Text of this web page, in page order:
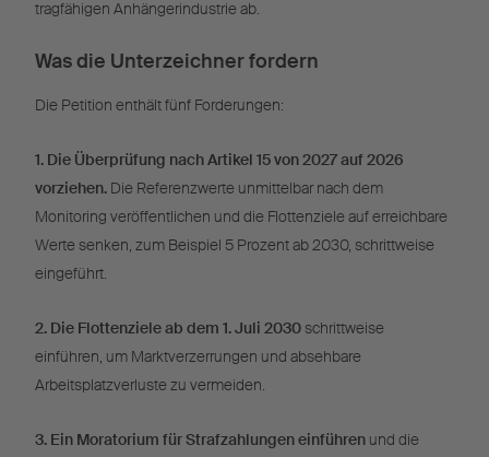
tragfähigen Anhängerindustrie ab.
Was die Unterzeichner fordern
Die Petition enthält fünf Forderungen:
1. Die Überprüfung nach Artikel 15 von 2027 auf 2026
vorziehen. Die Referenzwerte unmittelbar nach dem
Monitoring veröffentlichen und die Flottenziele auf erreichbare
Werte senken, zum Beispiel 5 Prozent ab 2030, schrittweise
eingeführt.
2. Die Flottenziele ab dem 1. Juli 2030 schrittweise
einführen, um Marktverzerrungen und absehbare
Arbeitsplatzverluste zu vermeiden.
3. Ein Moratorium für Strafzahlungen einführen und die